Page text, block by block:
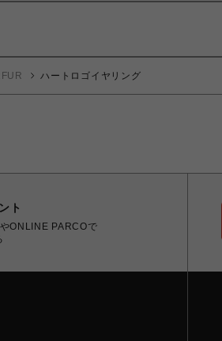
ハートロゴイヤリング
ト
ONLINE PARCOで